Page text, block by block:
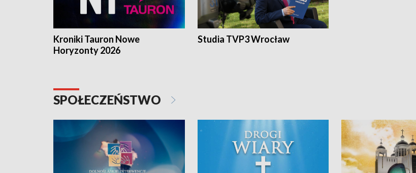
Kroniki Tauron Nowe
Horyzonty 2026
Studia TVP3 Wrocław
SPOŁECZEŃSTWO